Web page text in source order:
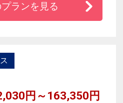
月１日から、国の健康
設置致しますので予め
ランを見る
円～163,350円